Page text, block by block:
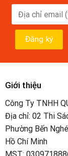
Giới thiệu
Công Ty TNHH
Địa chỉ: 02 Thi
Phường Bến
Hồ Chí Minh